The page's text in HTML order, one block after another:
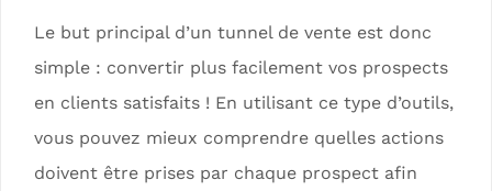
Le but principal d’un tunnel de vente est donc
simple : convertir plus facilement vos prospects
en clients satisfaits ! En utilisant ce type d’outils,
vous pouvez mieux comprendre quelles actions
doivent être prises par chaque prospect afin